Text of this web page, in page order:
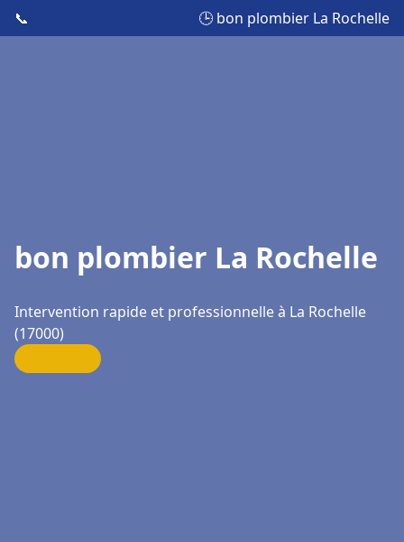
📞 🕒 bon plombier La Rochelle
bon plombier La Rochelle
Intervention rapide et professionnelle à La Rochelle
(17000)